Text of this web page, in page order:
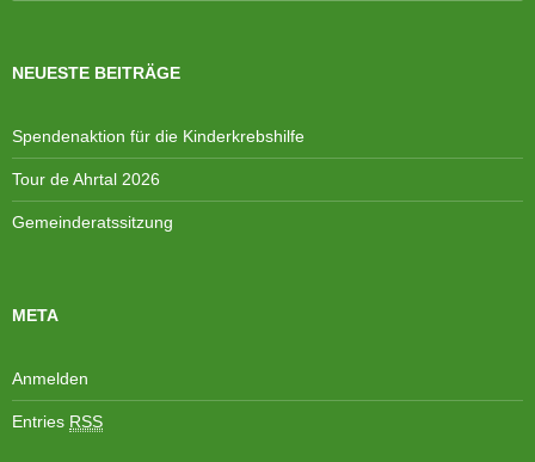
nach:
NEUESTE BEITRÄGE
Spendenaktion für die Kinderkrebshilfe
Tour de Ahrtal 2026
Gemeinderatssitzung
META
Anmelden
Entries RSS